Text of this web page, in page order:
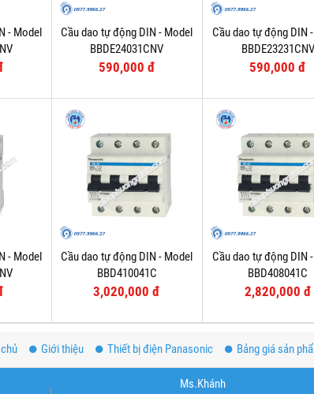
- Model
Cầu dao tự động DIN - Model
BBDE24031CNV
590,000 đ
Cầu dao tự động DIN
BBDE23231CNV
590,000 đ
- Model
Cầu dao tự động DIN - Model
BBD410041C
3,020,000 đ
Cầu dao tự động DIN
BBD408041C
2,820,000 đ
Giới thiệu Thiết bị điện Panasonic Bảng giá sản
Ms.Khánh